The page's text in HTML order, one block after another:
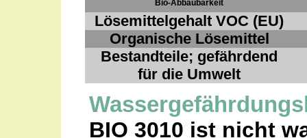
Bio-Abbaubarkeit
Lösemittelgehalt VOC (EU)
Organische Lösemittel
Bestandteile; gefährdend
für die Umwelt
BIO 3010 ist nicht